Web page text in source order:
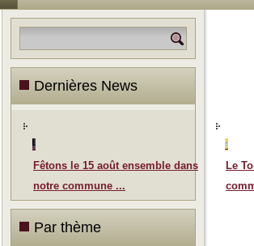
Dernières News
Fêtons le 15 août ensemble dans
notre commune ...
Le
Par thème